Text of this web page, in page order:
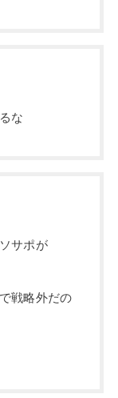
な
サポが
戦略外だの